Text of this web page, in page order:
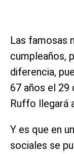
Las famosas
cumpleaños,
diferencia,
67 años el 29
Ruffo llegará
Y es que en
sociales se